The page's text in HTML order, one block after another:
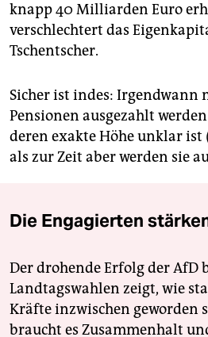
knapp 40 Milliarden Euro
verschlechtert das
Tschentscher.
Sicher ist indes: Irgendwann
Pensionen ausgezahlt
deren exakte Höhe unklar ist
als zur Zeit aber werden sie
Die Engagierten
Der drohende Erfolg der AfD
Landtagswahlen zeigt, wie
Kräfte inzwischen geworden
braucht es Zusammenhalt